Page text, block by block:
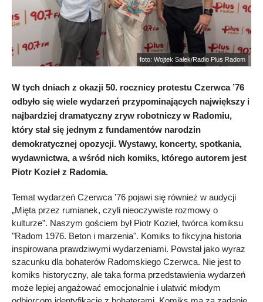
foto: Wojtek Sałek/Radio Plus Radom
W tych dniach z okazji 50. rocznicy protestu Czerwca ’76
odbyło się wiele wydarzeń przypominających największy i
najbardziej dramatyczny zryw robotniczy w Radomiu,
który stał się jednym z fundamentów narodzin
demokratycznej opozycji. Wystawy, koncerty, spotkania,
wydawnictwa, a wśród nich komiks, którego autorem jest
Piotr Kozieł z Radomia.
Temat wydarzeń Czerwca '76 pojawi się również w audycji
„Mięta przez rumianek, czyli nieoczywiste rozmowy o
kulturze”. Naszym gościem był Piotr Kozieł, twórca komiksu
"Radom 1976. Beton i marzenia". Komiks to fikcyjna historia
inspirowana prawdziwymi wydarzeniami. Powstał jako wyraz
szacunku dla bohaterów Radomskiego Czerwca. Nie jest to
komiks historyczny, ale taka forma przedstawienia wydarzeń
może lepiej angażować emocjonalnie i ułatwić młodym